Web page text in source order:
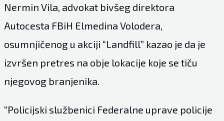
Nermin Vila, advokat bivšeg direktora
Autocesta FBiH Elmedina Volodera,
osumnjičenog u akciji “Landfill” kazao je da je
izvršen pretres na obje lokacije koje se tiču
njegovog branjenika.
“Policijski službenici Federalne uprave policije